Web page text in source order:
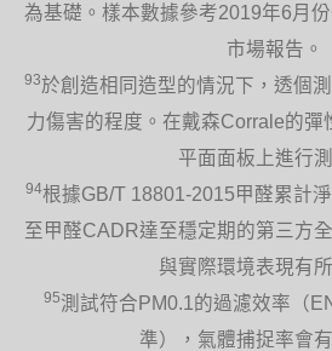
為基礎。樣本數據參考2019年6月
市場報告。
93於創造相同造型的情況下，透個
力傷害的程度。在戴森Corrale的彈
平面面板上進行測
94根據GB/T 18801-2015甲醛累計
至甲醛CADR達至穩定期的第三方
與實際環境表現有
95測試符合PM0.1的過濾效率（
準），氣體捕捉率會